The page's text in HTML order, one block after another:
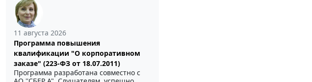
11 августа 2026
Программа повышения
квалификации "О корпоративном
заказе" (223-ФЗ от 18.07.2011)
Программа разработана совместно с